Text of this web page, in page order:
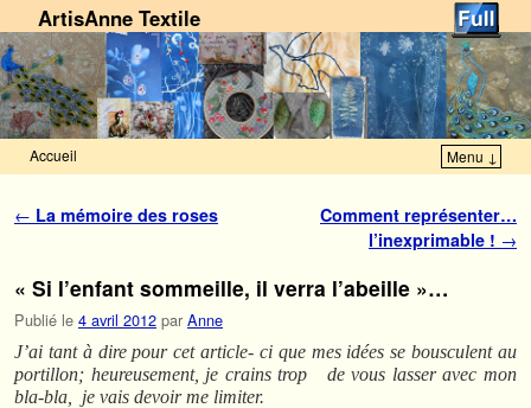
ArtisAnne Textile
Accueil Menu ↓
Navigation des articles
← La mémoire des roses
Comment représenter…
l’inexprimable ! →
« Si l’enfant sommeille, il verra l’abeille »…
Publié le 4 avril 2012 par Anne
J’ai tant à dire pour cet article- ci que mes idées se bousculent au
portillon; heureusement, je crains trop de vous lasser avec mon
bla-bla, je vais devoir me limiter.